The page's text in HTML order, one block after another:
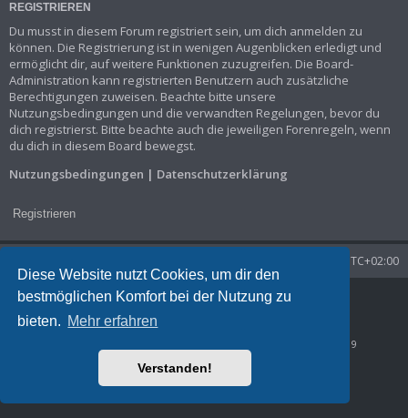
Diese Website nutzt Cookies, um dir den
bestmöglichen Komfort bei der Nutzung zu
bieten. Mehr erfahren
Verstanden!
REGISTRIEREN
Du musst in diesem Forum registriert sein, um dich anmelden zu
können. Die Registrierung ist in wenigen Augenblicken erledigt und
ermöglicht dir, auf weitere Funktionen zuzugreifen. Die Board-
Administration kann registrierten Benutzern auch zusätzliche
Berechtigungen zuweisen. Beachte bitte unsere
Nutzungsbedingungen und die verwandten Regelungen, bevor du
dich registrierst. Bitte beachte auch die jeweiligen Forenregeln, wenn
du dich in diesem Board bewegst.
Nutzungsbedingungen | Datenschutzerklärung
Registrieren
UTC+02:00
Powered byphpBB ® Forum Software © phpBB Limited
Datenschutz
Queries: 9